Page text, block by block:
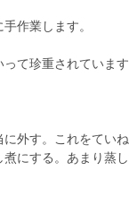
手作業します。
て珍重されています
外す。これをてい
にする。あまり蒸